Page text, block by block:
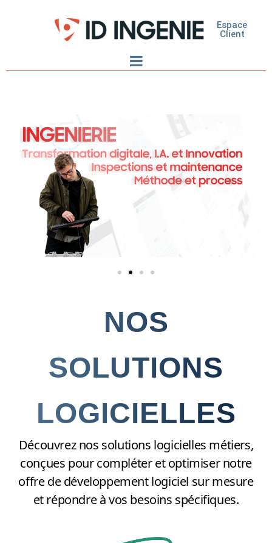
Espace
Client
NOS
SOLUTIONS
LOGICIELLES
Découvrez nos solutions logicielles métiers,
conçues pour compléter et optimiser notre
offre de développement logiciel sur mesure
et répondre à vos besoins spécifiques.